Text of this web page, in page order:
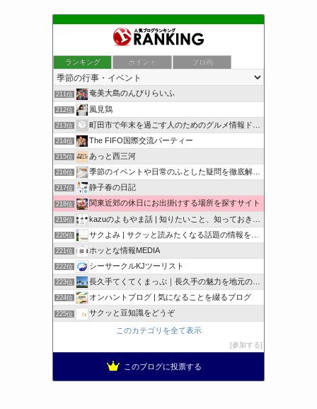
ランキング ポイント ブロ画
211位 奄美大島のんびりらいふ
212位 風見鶏
213位 町田市で年末を過ごす人のためのグルメ情報ドットコム
214位 The FIFO国際交流パーティー
215位 あっと西三河
216位 季節のイベントや日常のふとした疑問を徹底解説！
217位 静子春の日記
218位 関東近郊の休日にお出掛けする場所を探すサイト
219位 kazuのよもやま話 | 知りたいこと、知っておきたいこと…
220位 サクよみ | サクッと読みたくなる話題の情報を随時発信！
221位 ホッとな情報MEDIA
222位 シーサークルKJツーリスト
223位 長久手てくてくまっぷ｜長久手の魅力を地元の人と訪れる人に
224位 オンハントブログ | 気になることを綴るブログ
225位 サクッと豆知識をどうぞ
このカテゴリを全て表示
参加する
このブログに投票する